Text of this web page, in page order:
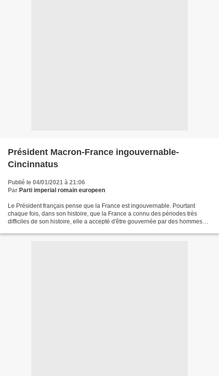
Président Macron-France ingouvernable-
Cincinnatus
Publié le 04/01/2021 à 21:06
Par Parti imperial romain europeen
Le Président français pense que la France est ingouvernable. Pourtant
chaque fois, dans son histoire, que la France a connu des périodes très
difficiles de son histoire, elle a accepté d'être gouvernée par des hommes